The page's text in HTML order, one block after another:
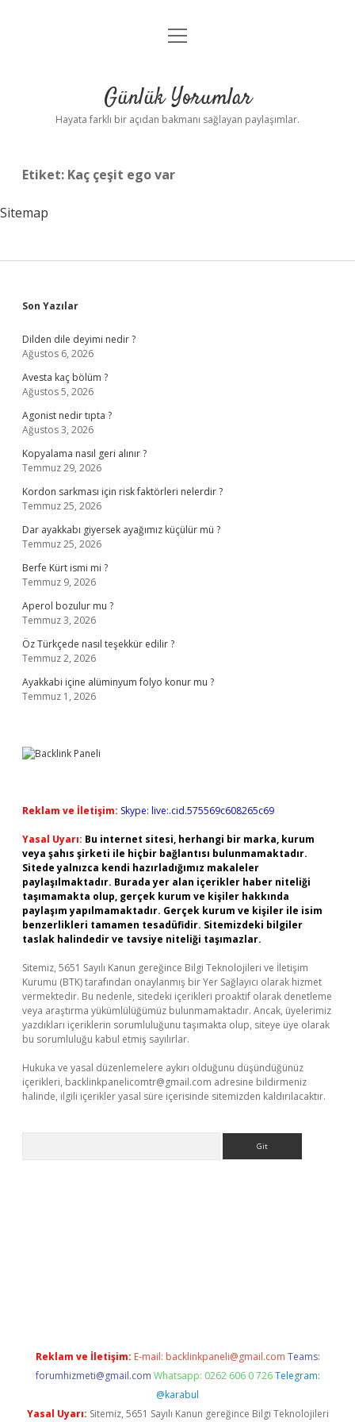
Anasayfa
Yasal Uyarı
menüyü
Günlük Yorumlar
Hayata farklı bir açıdan bakmanı sağlayan paylaşımlar.
Etiket: Kaç çeşit ego var
Sitemap
Sidebar
Son Yazılar
Dilden dile deyimi nedir ?
Ağustos 6, 2026
Avesta kaç bölüm ?
Ağustos 5, 2026
Agonist nedir tıpta ?
Ağustos 3, 2026
Kopyalama nasıl geri alınır ?
Temmuz 29, 2026
Kordon sarkması için risk faktörleri nelerdir ?
Temmuz 25, 2026
Dar ayakkabı giyersek ayağımız küçülür mü ?
Temmuz 25, 2026
Berfe Kürt ismi mi ?
Temmuz 9, 2026
Aperol bozulur mu ?
Temmuz 3, 2026
Öz Türkçede nasıl teşekkür edilir ?
Temmuz 2, 2026
Ayakkabi içine alüminyum folyo konur mu ?
Temmuz 1, 2026
Reklam ve İletişim: Skype: live:.cid.575569c608265c69
Yasal Uyarı: Bu internet sitesi, herhangi bir marka, kurum
veya şahıs şirketi ile hiçbir bağlantısı bulunmamaktadır.
Sitede yalnızca kendi hazırladığımız makaleler
paylaşılmaktadır. Burada yer alan içerikler haber niteliği
taşımamakta olup, gerçek kurum ve kişiler hakkında
paylaşım yapılmamaktadır. Gerçek kurum ve kişiler ile isim
benzerlikleri tamamen tesadüfidir. Sitemizdeki bilgiler
taslak halindedir ve tavsiye niteliği taşımazlar.
Sitemiz, 5651 Sayılı Kanun gereğince Bilgi Teknolojileri ve İletişim
Kurumu (BTK) tarafından onaylanmış bir Yer Sağlayıcı olarak hizmet
vermektedir. Bu nedenle, sitedeki içerikleri proaktif olarak denetleme
veya araştırma yükümlülüğümüz bulunmamaktadır. Ancak, üyelerimiz
yazdıkları içeriklerin sorumluluğunu taşımakta olup, siteye üye olarak
bu sorumluluğu kabul etmiş sayılırlar.
Hukuka ve yasal düzenlemelere aykırı olduğunu düşündüğünüz
içerikleri, backlinkpanelicomtr@gmail.com adresine bildirmeniz
halinde, ilgili içerikler yasal süre içerisinde sitemizden kaldırılacaktır.
Reklam ve İletişim: E-mail: backlinkpaneli@gmail.com Teams:
forumhizmeti@gmail.com Whatsapp: 0262 606 0 726 Telegram:
@karabul
Yasal Uyarı: Sitemiz, 5651 Sayılı Kanun gereğince Bilgi Teknolojileri